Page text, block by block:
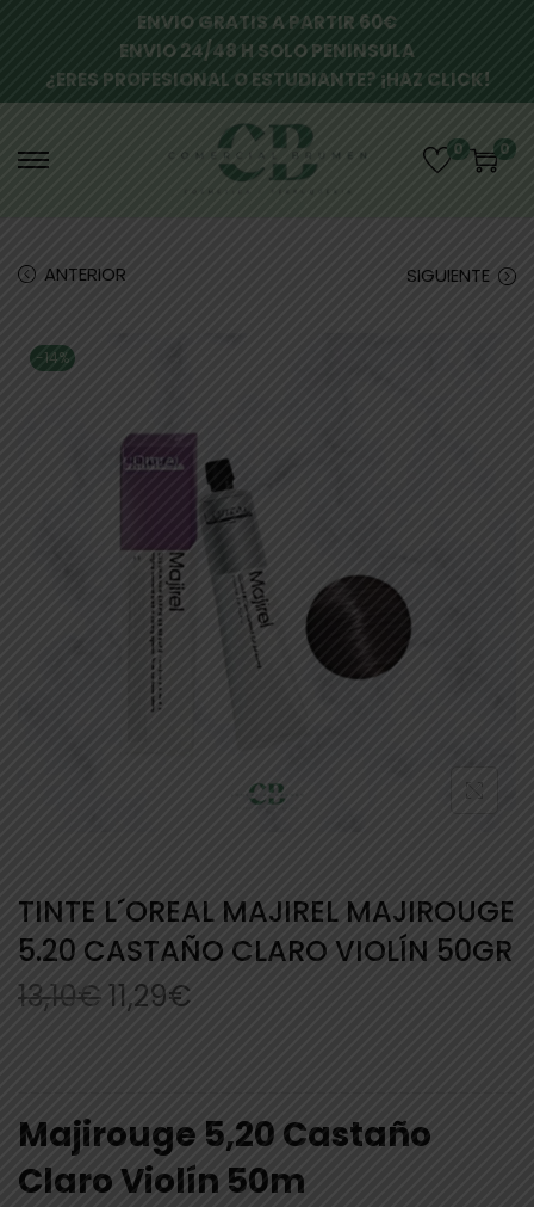
ENVIO GRATIS A PARTIR 60€
ENVIO 24/48 H SOLO PENINSULA
¿ERES PROFESIONAL O ESTUDIANTE? ¡HAZ CLICK!
0 0
ANTERIOR SIGUIENTE
-14%
TINTE L´OREAL MAJIREL MAJIROUGE
5.20 CASTAÑO CLARO VIOLÍN 50GR
13,10€11,29€
Majirouge 5,20 Castaño
Claro Violín 50m